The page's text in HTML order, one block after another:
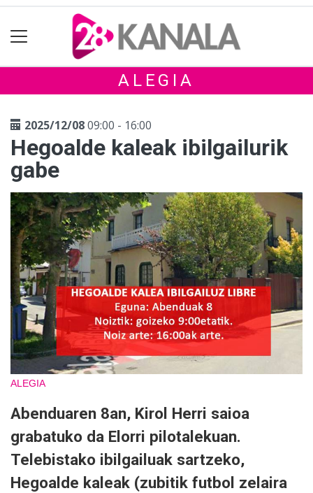
ALEGIA
2025/12/0809:00 - 16:00
Hegoalde kaleak ibilgailurik
gabe
ALEGIA
Abenduaren 8an, Kirol Herri saioa
grabatuko da Elorri pilotalekuan.
Telebistako ibilgailuak sartzeko,
Hegoalde kaleak (zubitik futbol zelaira